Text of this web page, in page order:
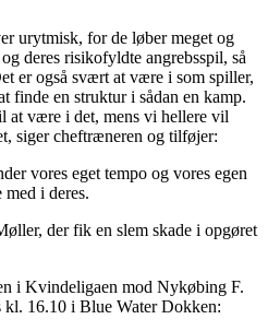
urytmisk, for de løber meget og
deres risikofyldte angrebsspil, så
er også svært at være i som spiller,
finde en struktur i sådan en kamp.
at være i det, mens vi hellere vil
siger cheftræneren og tilføjer:
vores eget tempo og vores egen
i deres.
der fik en slem skade i opgøret
i Kvindeligaen mod Nykøbing F.
kl. 16.10 i Blue Water Dokken: